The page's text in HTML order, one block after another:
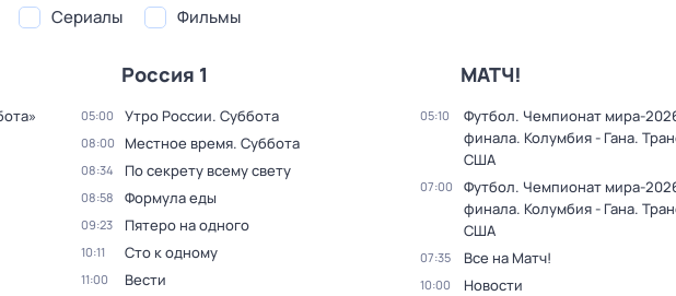
Сериалы Фильмы
Россия 1
05:00 Утро России. Суббота
08:00 Местное время. Суббота
08:34 По секрету всему свету
08:58 Формула еды
09:23 Пятеро на одного
10:11 Сто к одному
11:00 Вести
МАТЧ!
05:10
Футбол. Чемпионат мира-
финала. Колумбия - Гана.
США
07:00
Футбол. Чемпионат мира-
финала. Колумбия - Гана.
США
07:35 Все на Матч!
10:00 Новости